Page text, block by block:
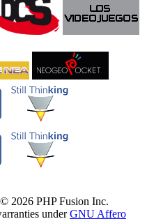
2026 PHP Fusion Inc.
underGNU Affero